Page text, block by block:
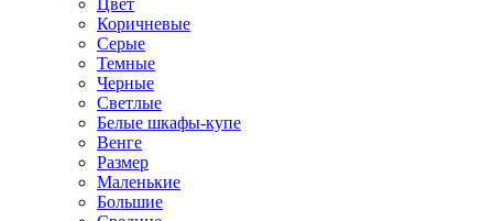
Цвет
Коричневые
Серые
Темные
Черные
Светлые
Белые шкафы-купе
Венге
Размер
Маленькие
Большие